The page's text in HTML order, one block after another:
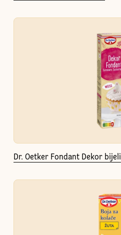
Dr. Oetker Fondant Dekor bijeli